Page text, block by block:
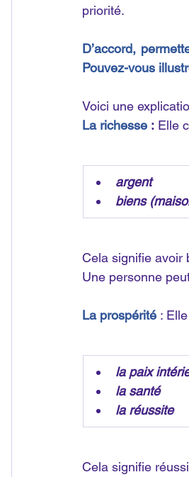
priorité.
D’accord,
Pouvez-vous
Voici une
La richesse : Elle
argent
biens
Cela signifie avoir
Une personne
La prospérité :
la paix
la santé
la réussite
Cela signifie